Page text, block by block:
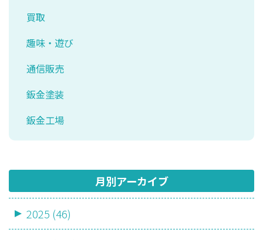
買取
趣味・遊び
通信販売
鈑金塗装
鈑金工場
月別アーカイブ
2025 (46)